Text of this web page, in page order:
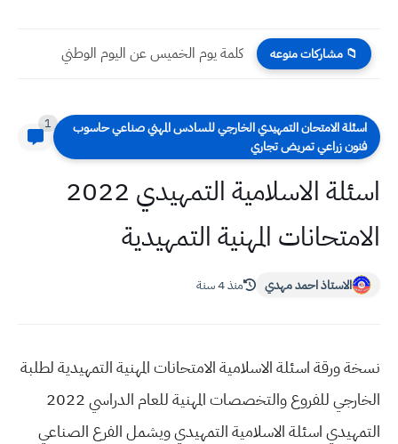
📁 مشاركات منوعه كلمة يوم الخميس عن اليوم الوطني
الامتحان التمهيدي الخارجي للسادس المهني صناعي حاسوب
زراعي تمريض تجاري
1
اسئلة الاسلامية التمهيدي 2022
المهنية التمهيدية
الاستاذ احمد مهدي منذ 4 سنة
ورقة اسئلة الاسلامية الامتحانات المهنية التمهيدية لطلبة
الخارجي للفروع والتخصصات المهنية للعام الدراسي 2022
اسئلة الاسلامية التمهيدي ويشمل الفرع الصناعي